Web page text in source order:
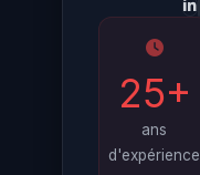
25+
ans
d'expérience